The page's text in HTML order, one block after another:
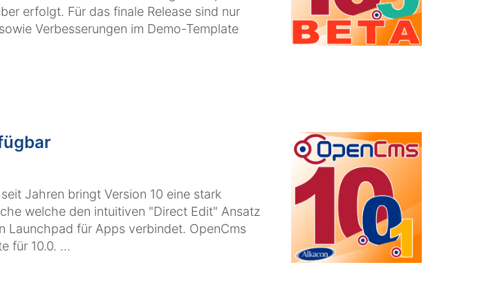
erfolgt. Für das finale Release sind nur
Verbesserungen im Demo-Template
Jahren bringt Version 10 eine stark
welche den intuitiven "Direct Edit" Ansatz
Launchpad für Apps verbindet. OpenCms
für 10.0. ...